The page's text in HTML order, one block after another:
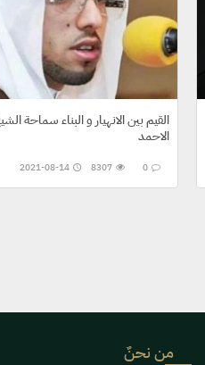
الاحمد
2021-08-14 0
8307
من نحنٌ